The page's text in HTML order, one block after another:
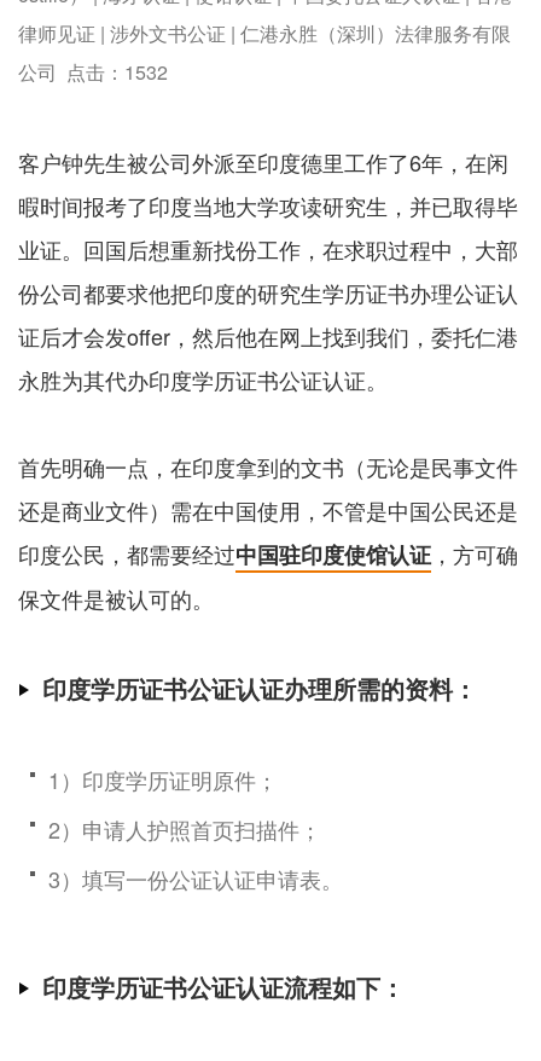
律师见证 | 涉外文书公证 | 仁港永胜（深圳）法律服务有限
公司 点击： 1532
客户钟先生被公司外派至印度德里工作了6年，在闲
暇时间报考了印度当地大学攻读研究生，并已取得毕
业证。回国后想重新找份工作，在求职过程中，大部
份公司都要求他把印度的研究生学历证书办理公证认
证后才会发offer，然后他在网上找到我们，委托仁港
永胜为其代办印度学历证书公证认证。
首先明确一点，在印度拿到的文书（无论是民事文件
还是商业文件）需在中国使用，不管是中国公民还是
印度公民，都需要经过中国驻印度使馆认证 ，方可确
保文件是被认可的。
印度学历证书公证认证办理所需的资料：
1）印度学历证明原件；
2）申请人护照首页扫描件；
3）填写一份公证认证申请表。
印度学历证书公证认证流程如下：